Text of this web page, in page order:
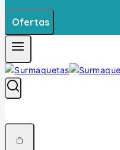
Ofertas